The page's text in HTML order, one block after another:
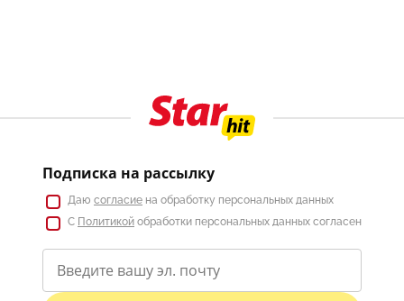
Подписка на рассылку
Даю согласие на обработку персональных данных
С Политикой обработки персональных данных согласен